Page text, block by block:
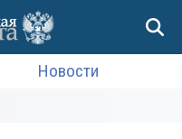
Новости